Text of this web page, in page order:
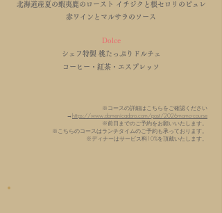
北海道産夏の蝦夷鹿のロースト イチジクと根セロリのピュレ
赤ワインとマルサラのソース
Dolce
シェフ特製 桃たっぷりドルチェ
コーヒー・紅茶・エスプレッソ
※コースの詳細はこちらをご確認ください
→ https://www.domenicadoro.com/post/2026momo-course
※前日までのご予約をお願いいたします。
※こちらのコースはランチタイムのご予約も承っております。
※ディナーはサービス料10%を頂戴いたします。